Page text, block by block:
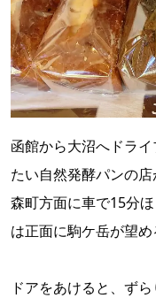
函館から大沼へドラ
たい自然発酵パンの
森町方面に車で15分
は正面に駒ケ岳が望め
ドアをあけると、ず